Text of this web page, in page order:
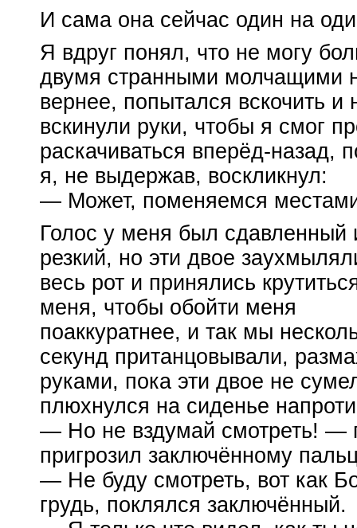
И сама она сейчас один на
Я вдруг понял, что не могу
двумя странными молчащими
вернее, попытался вскочить и
вскинули руки, чтобы я смог
раскачиваться вперёд-назад,
я, не выдержав, воскликнул:
— Может, поменяемся
Голос у меня был сдавленный
резкий, но эти двое
весь рот и принялись
меня, чтобы обойти меня
поаккуратнее, и так мы
секунд пританцовывали,
руками, пока эти двое не
плюхнулся на сиденье
— Но не вздумай смотреть! —
пригрозил заключённому
— Не буду смотреть, вот как
грудь, поклялся заключённый.